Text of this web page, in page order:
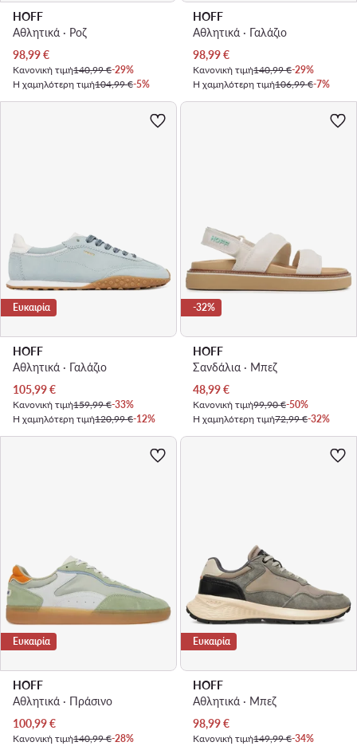
HOFF
Αθλητικά · Ροζ
Τρέχουσα τιμή
98,99€
Κανονική τιμή140,99 €-29%
Η χαμηλότερη τιμή104,99 €-5%
HOFF
Αθλητικά · Γαλάζιο
Τρέχουσα τιμή
98,99€
Κανονική τιμή140,99 €-29%
Η χαμηλότερη τιμή106,99 €-7%
Ευκαιρία
HOFF
Αθλητικά · Γαλάζιο
Τρέχουσα τιμή
105,99€
Κανονική τιμή159,99 €-33%
Η χαμηλότερη τιμή120,99 €-12%
-32%
HOFF
Σανδάλια · Μπεζ
Τρέχουσα τιμή
48,99€
Κανονική τιμή99,90 €-50%
Η χαμηλότερη τιμή72,99 €-32%
Ευκαιρία
HOFF
Αθλητικά · Πράσινο
Τρέχουσα τιμή
100,99€
Κανονική τιμή140,99 €-28%
Ευκαιρία
HOFF
Αθλητικά · Μπεζ
Τρέχουσα τιμή
98,99€
Κανονική τιμή149,99 €-34%